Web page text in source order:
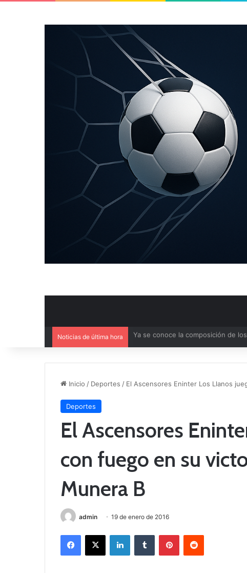
Noticias de última hora Agenda deportiva del fin de
Inicio / Deportes / El Ascensores Eninter Los Llanos
Deportes
El Ascensores
con fuego en su
Munera B
admin 19 de enero de 2016